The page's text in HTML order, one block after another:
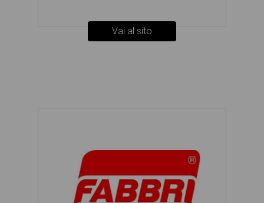
Vai al sito